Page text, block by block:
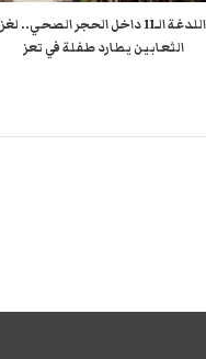
اللدغة الـ11 داخل الحجر الصحي.. لغز
الثعابين يطارد طفلة في تعز